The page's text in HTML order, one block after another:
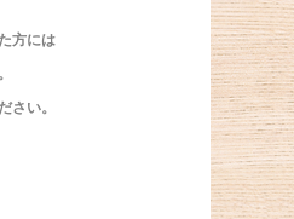
方には
さい。